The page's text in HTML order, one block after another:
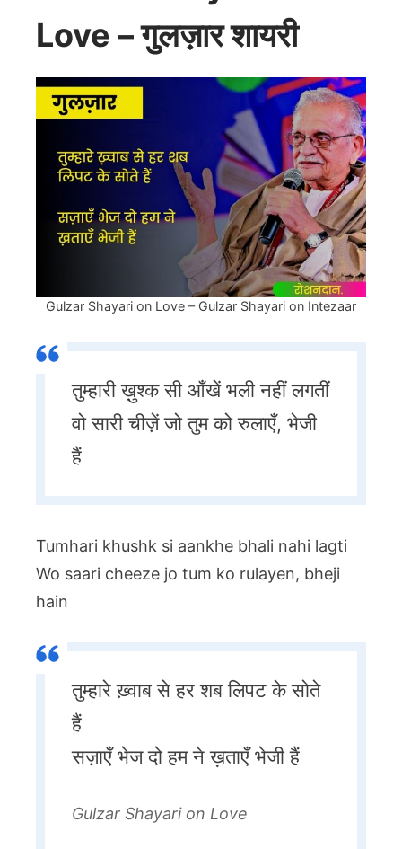
Love – गुलज़ार शायरी
Gulzar Shayari on Love – Gulzar Shayari on Intezaar
तुम्हारी ख़ुश्क सी आँखें भली नहीं लगतीं
वो सारी चीज़ें जो तुम को रुलाएँ, भेजी
हैं
Tumhari khushk si aankhe bhali nahi lagti
Wo saari cheeze jo tum ko rulayen, bheji
hain
तुम्हारे ख़्वाब से हर शब लिपट के सोते
हैं
सज़ाएँ भेज दो हम ने ख़ताएँ भेजी हैं
Gulzar Shayari on Love